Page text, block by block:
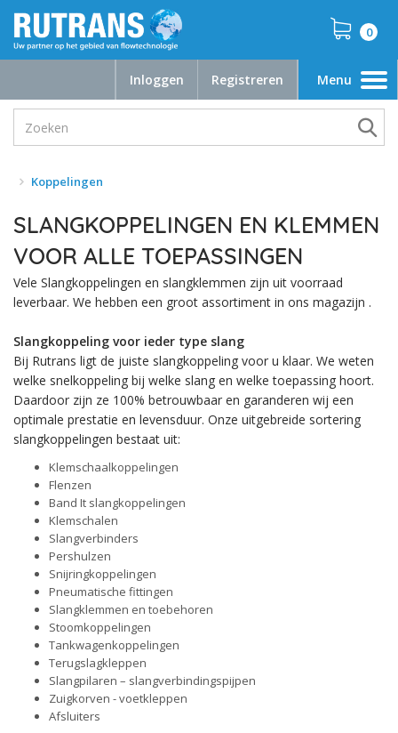
0
Inloggen Registreren
Toggle
navigation
Menu
Koppelingen
SLANGKOPPELINGEN EN KLEMMEN
VOOR ALLE TOEPASSINGEN
Vele Slangkoppelingen en slangklemmen zijn uit voorraad
leverbaar. We hebben een groot assortiment in ons magazijn .
Slangkoppeling voor ieder type slang
Bij Rutrans ligt de juiste slangkoppeling voor u klaar. We weten
welke snelkoppeling bij welke slang en welke toepassing hoort.
Daardoor zijn ze 100% betrouwbaar en garanderen wij een
optimale prestatie en levensduur. Onze uitgebreide sortering
slangkoppelingen bestaat uit:
Klemschaalkoppelingen
Flenzen
Band It slangkoppelingen
Klemschalen
Slangverbinders
Pershulzen
Snijringkoppelingen
Pneumatische fittingen
Slangklemmen en toebehoren
Stoomkoppelingen
Tankwagenkoppelingen
Terugslagkleppen
Slangpilaren – slangverbindingspijpen
Zuigkorven - voetkleppen
Afsluiters